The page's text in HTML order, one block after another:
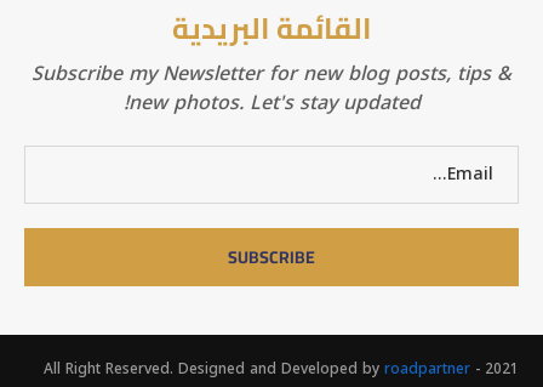
القائمة البريدية
Subscribe my Newsletter for new blog posts, tips &
new photos. Let's stay updated!
2021 - All Right Reserved. Designed and Developed by
roadpartner